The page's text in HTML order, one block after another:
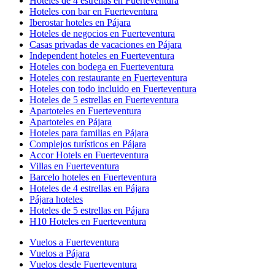
Hoteles con bar en Fuerteventura
Iberostar hoteles en Pájara
Hoteles de negocios en Fuerteventura
Casas privadas de vacaciones en Pájara
Independent hoteles en Fuerteventura
Hoteles con bodega en Fuerteventura
Hoteles con restaurante en Fuerteventura
Hoteles con todo incluido en Fuerteventura
Hoteles de 5 estrellas en Fuerteventura
Apartoteles en Fuerteventura
Apartoteles en Pájara
Hoteles para familias en Pájara
Complejos turísticos en Pájara
Accor Hotels en Fuerteventura
Villas en Fuerteventura
Barcelo hoteles en Fuerteventura
Hoteles de 4 estrellas en Pájara
Pájara hoteles
Hoteles de 5 estrellas en Pájara
H10 Hoteles en Fuerteventura
Vuelos a Fuerteventura
Vuelos a Pájara
Vuelos desde Fuerteventura